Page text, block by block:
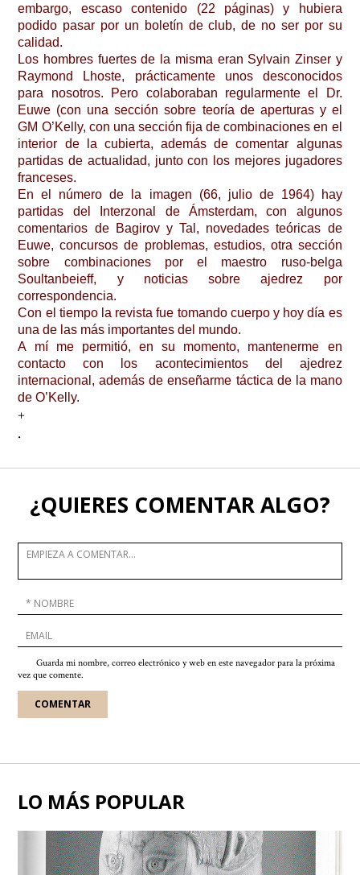
embargo, escaso contenido (22 páginas) y hubiera
podido pasar por un boletín de club, de no ser por su
calidad.
Los hombres fuertes de la misma eran Sylvain Zinser y
Raymond Lhoste, prácticamente unos desconocidos
para nosotros. Pero colaboraban regularmente el Dr.
Euwe (con una sección sobre teoría de aperturas y el
GM O’Kelly, con una sección fija de combinaciones en el
interior de la cubierta, además de comentar algunas
partidas de actualidad, junto con los mejores jugadores
franceses.
En el número de la imagen (66, julio de 1964) hay
partidas del Interzonal de Ámsterdam, con algunos
comentarios de Bagirov y Tal, novedades teóricas de
Euwe, concursos de problemas, estudios, otra sección
sobre combinaciones por el maestro ruso-belga
Soultanbeieff, y noticias sobre ajedrez por
correspondencia.
Con el tiempo la revista fue tomando cuerpo y hoy día es
una de las más importantes del mundo.
A mí me permitió, en su momento, mantenerme en
contacto con los acontecimientos del ajedrez
internacional, además de enseñarme táctica de la mano
de O’Kelly.
+
.
¿QUIERES COMENTAR ALGO?
Guarda mi nombre, correo electrónico y web en este navegador para la próxima
vez que comente.
LO MÁS POPULAR